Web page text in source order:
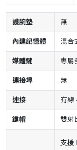
護腕墊 無
內建記憶體 混合
媒體鍵 專屬
連接埠 無
連接 有線
鍵帽 雙射
支援